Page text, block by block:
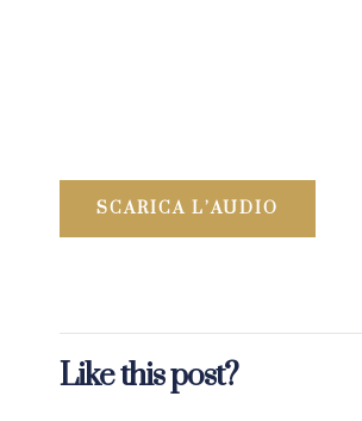
SCARICA L’AUDIO
Like this post?